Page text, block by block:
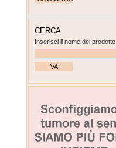
CERCA
Inserisci il nome del prodotto